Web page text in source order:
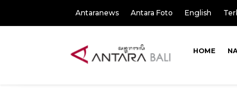
Antaranews Antara Foto English
HOME